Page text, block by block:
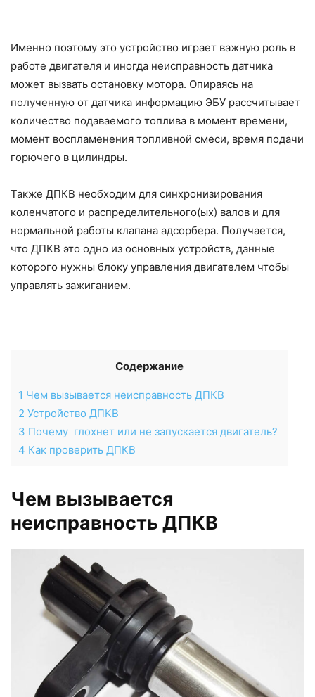
Именно поэтому это устройство играет важную роль в
работе двигателя и иногда неисправность датчика
может вызвать остановку мотора. Опираясь на
полученную от датчика информацию ЭБУ рассчитывает
количество подаваемого топлива в момент времени,
момент воспламенения топливной смеси, время подачи
горючего в цилиндры.
Также ДПКВ необходим для синхронизирования
коленчатого и распределительного(ых) валов и для
нормальной работы клапана адсорбера. Получается,
что ДПКВ это одно из основных устройств, данные
которого нужны блоку управления двигателем чтобы
управлять зажиганием.
Содержание
1 Чем вызывается неисправность ДПКВ
2 Устройство ДПКВ
3 Почему глохнет или не запускается двигатель?
4 Как проверить ДПКВ
Чем вызывается
неисправность ДПКВ